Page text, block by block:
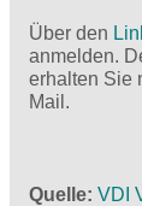
Über den
anmelden.
erhalten Sie
Mail.
Quelle VDI